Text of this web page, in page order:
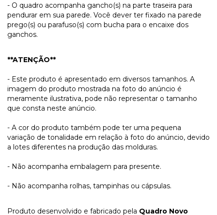
- O quadro acompanha gancho(s) na parte traseira para
pendurar em sua parede. Você dever ter fixado na parede
prego(s) ou parafuso(s) com bucha para o encaixe dos
ganchos.
**ATENÇÃO**
- Este produto é apresentado em diversos tamanhos. A
imagem do produto mostrada na foto do anúncio é
meramente ilustrativa, pode não representar o tamanho
que consta neste anúncio.
- A cor do produto também pode ter uma pequena
variação de tonalidade em relação à foto do anúncio, devido
a lotes diferentes na produção das molduras.
- Não acompanha embalagem para presente.
- Não acompanha rolhas, tampinhas ou cápsulas.
Produto desenvolvido e fabricado pela Quadro Novo